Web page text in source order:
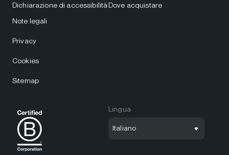
Dichiarazione di accessibilità Dove acquistare
Note legali
Privacy
Cookies
Sitemap
Lingua
Italiano